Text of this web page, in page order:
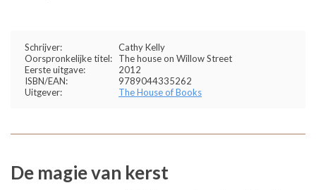
Schrijver:
Cathy Kelly
Oorspronkelijke titel:
The house on Willow Street
Eerste uitgave:
2012
ISBN/EAN:
9789044335262
Uitgever:
The House of Books
De magie van kerst